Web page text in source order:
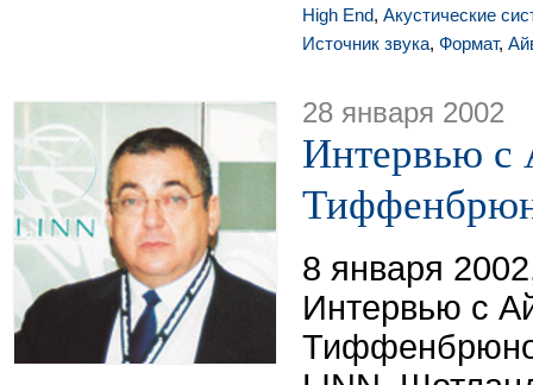
High End, Акустические
Источник звука, Формат,
28 января 2002
Интервью с
8 января
Интервью с